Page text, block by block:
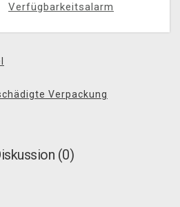
Verfügbarkeitsalarm
Verpackung
(0)